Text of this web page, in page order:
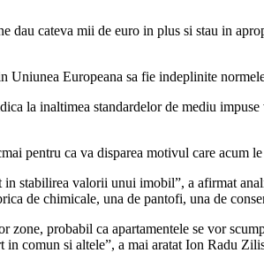
dau cateva mii de euro in plus si stau in
Uniunea Europeana sa fie indeplinite
la inaltimea standardelor de mediu
pentru ca va disparea motivul care acum
stabilirea valorii unui imobil”, a afirmat
de chimicale, una de pantofi, una de
probabil ca apartamentele se vor
comun si altele”, a mai aratat Ion Radu